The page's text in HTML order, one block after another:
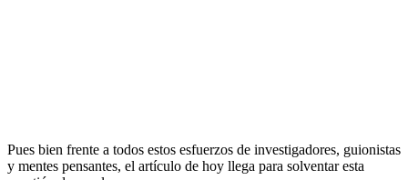
Pues bien frente a todos estos esfuerzos de investigadores, guionistas
y mentes pensantes, el artículo de hoy llega para solventar esta